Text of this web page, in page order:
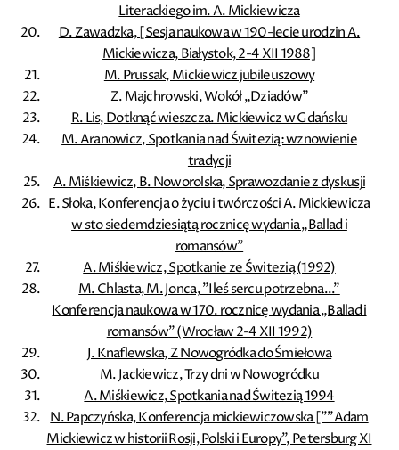
Literackiego im. A. Mickiewicza
D. Zawadzka, [Sesja naukowa w 190-lecie urodzin A.
Mickiewicza, Białystok, 2-4 XII 1988]
M. Prussak, Mickiewicz jubileuszowy
Z. Majchrowski, Wokół „Dziadów”
R. Lis, Dotknąć wieszcza. Mickiewicz w Gdańsku
M. Aranowicz, Spotkania nad Świtezią: wznowienie
tradycji
A. Miśkiewicz, B. Noworolska, Sprawozdanie z dyskusji
E. Słoka, Konferencja o życiu i twórczości A. Mickiewicza
w sto siedemdziesiątą rocznicę wydania „Ballad i
romansów”
A. Miśkiewicz, Spotkanie ze Świtezią (1992)
M. Chlasta, M. Jonca, ”Ileś sercu potrzebna...”
Konferencja naukowa w 170. rocznicę wydania „Ballad i
romansów” (Wrocław 2-4 XII 1992)
J. Knaflewska, Z Nowogródka do Śmiełowa
M. Jackiewicz, Trzy dni w Nowogródku
A. Miśkiewicz, Spotkania nad Świtezią 1994
N. Papczyńska, Konferencja mickiewiczowska [””Adam
Mickiewicz w historii Rosji, Polski i Europy”, Petersburg XI